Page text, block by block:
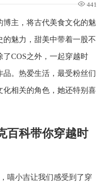
441
博主，将古代美食文化的魅
魅力，甜美中带着一股不
COS之外，一起穿越时
品。热爱生活，最受粉丝们
相关的角色，她还特别喜
百科带你穿越时
喵小吉让我们感受到了穿